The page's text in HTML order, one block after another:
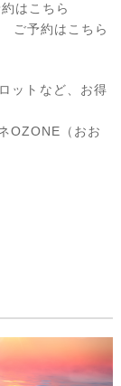
はこちら
ご予約はこちら
ットなど、お得
（おお